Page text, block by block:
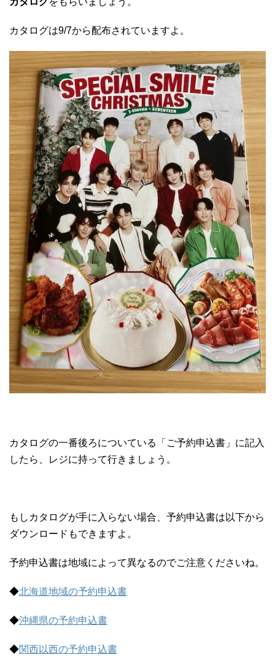
カタログは9/7から配布されていますよ。
カタログの一番後ろについている「ご予約申込書」に記入
したら、レジに持って行きましょう。
もしカタログが手に入らない場合、予約申込書は以下から
ダウンロードもできますよ。
予約申込書は地域によって異なるのでご注意くださいね。
◆北海道地域の予約申込書
◆沖縄県の予約申込書
◆関西以西の予約申込書